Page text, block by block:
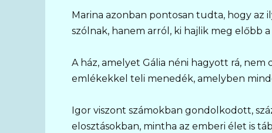
Marina azonban pontosan tudta, hogy az
szólnak, hanem arról, ki hajlik meg előbb
A ház, amelyet Gália néni hagyott rá,
emlékekkel teli menedék, amelyben
Igor viszont számokban gondolkodott,
elosztásokban, mintha az emberi élet is